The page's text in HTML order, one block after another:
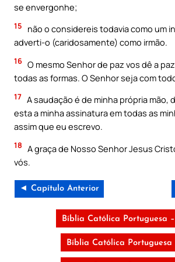
se envergonhe;
15
não o considereis todavia como um
adverti-o (caridosamente) como irmão.
16 O mesmo Senhor de paz vos dê a
todas as formas. O Senhor seja com
17 A saudação é de minha própria mão,
esta a minha assinatura em todas as
assim que eu escrevo.
18 A graça de Nosso Senhor Jesus
vós.
◄ Capítulo Anterior
Bíblia Católica Portuguesa
Bíblia Católica Portuguesa